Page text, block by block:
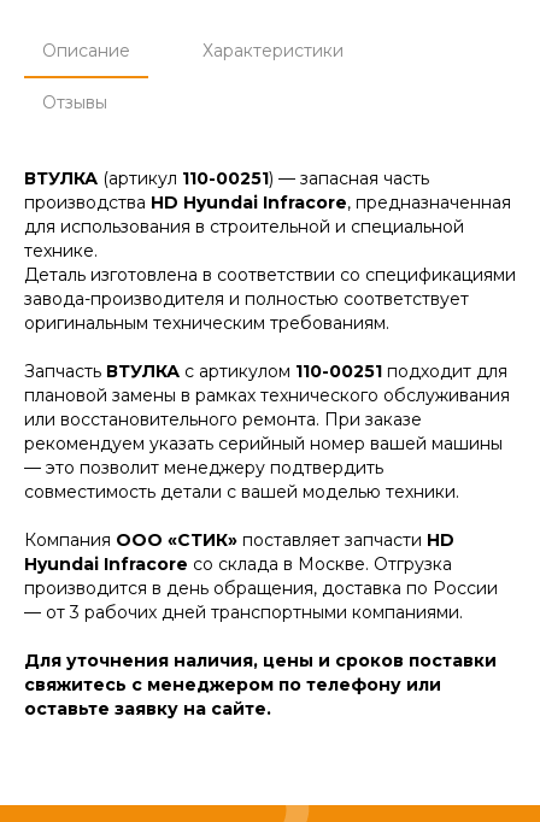
Описание Характеристики
Отзывы
ВТУЛКА (артикул 110-00251) — запасная часть
производства HD Hyundai Infracore, предназначенная
для использования в строительной и специальной
технике.
Деталь изготовлена в соответствии со спецификациями
завода-производителя и полностью соответствует
оригинальным техническим требованиям.
Запчасть ВТУЛКА с артикулом 110-00251 подходит для
плановой замены в рамках технического обслуживания
или восстановительного ремонта. При заказе
рекомендуем указать серийный номер вашей машины
— это позволит менеджеру подтвердить
совместимость детали с вашей моделью техники.
Компания ООО «СТИК» поставляет запчасти HD
Hyundai Infracore со склада в Москве. Отгрузка
производится в день обращения, доставка по России
— от 3 рабочих дней транспортными компаниями.
Для уточнения наличия, цены и сроков поставки
свяжитесь с менеджером по телефону или
оставьте заявку на сайте.